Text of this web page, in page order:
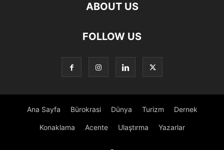
ABOUT US
FOLLOW US
Ana Sayfa Bürokrasi Dünya Turizm Dernek
Konaklama Acente Ulaştırma Yazarlar